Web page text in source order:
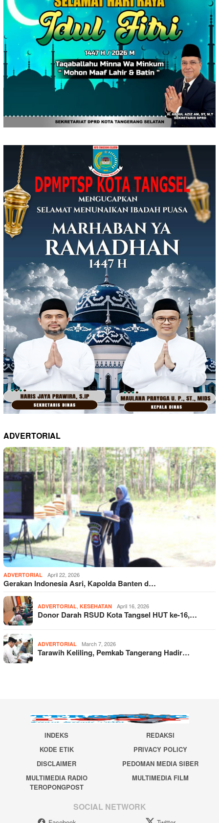
ADVERTORIAL
ADVERTORIAL April 22, 2026
Gerakan Indonesia Asri, Kapolda Banten d…
ADVERTORIAL, KESEHATAN April 16, 2026
Donor Darah RSUD Kota Tangsel HUT ke-16,…
ADVERTORIAL March 7, 2026
Tarawih Keliling, Pemkab Tangerang Hadir…
INDEKS
REDAKSI
KODE ETIK
PRIVACY POLICY
DISCLAIMER
PEDOMAN MEDIA SIBER
MULTIMEDIA RADIO
TEROPONGPOST
MULTIMEDIA FILM
SOCIAL NETWORK